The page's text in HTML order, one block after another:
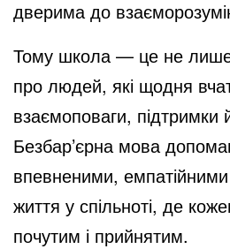
дверима до
Тому школа — це не
про людей, які щодня
взаємоповаги, підтримки
Безбар’єрна мова
впевненими,
життя у спільноті, де
почутим і прийнятим.